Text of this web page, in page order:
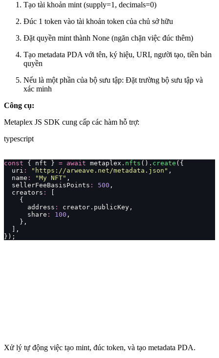
Tạo tài khoản mint (supply=1, decimals=0)
Đúc 1 token vào tài khoản token của chủ sở hữu
Đặt quyền mint thành None (ngăn chặn việc đúc thêm)
Tạo metadata PDA với tên, ký hiệu, URI, người tạo, tiền bản
quyền
Nếu là một phần của bộ sưu tập: Đặt trường bộ sưu tập và
xác minh
Công cụ:
Metaplex JS SDK cung cấp các hàm hỗ trợ:
typescript
const { nft } = await metaplex. nfts (). create ({
  uri
: " https://arweave.net/metadata.json " ,
  name
: "My NFT" ,
  sellerFeeBasisPoints
: 500 ,
  creators
:
    {
      address
:
creator.publicKey,
      share
: 100 ,
    },
  ],
});
Xử lý tự động việc tạo mint, đúc token, và tạo metadata PDA.